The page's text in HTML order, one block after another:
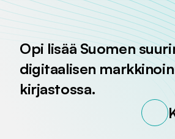
Opi lisää Suomen
digitaalisen
kirjastossa.